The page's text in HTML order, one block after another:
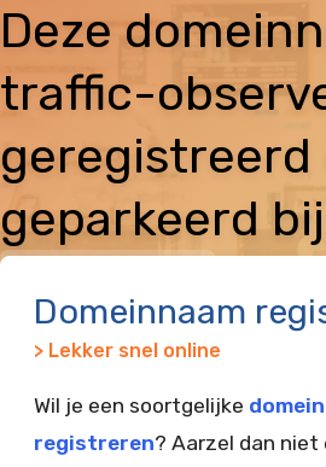
Deze
traffic-
geregistreerd
geparkeerd bij
Domeinnaam
> Lekker snel online
Wil je een soortgelijke
registreren? Aarzel dan